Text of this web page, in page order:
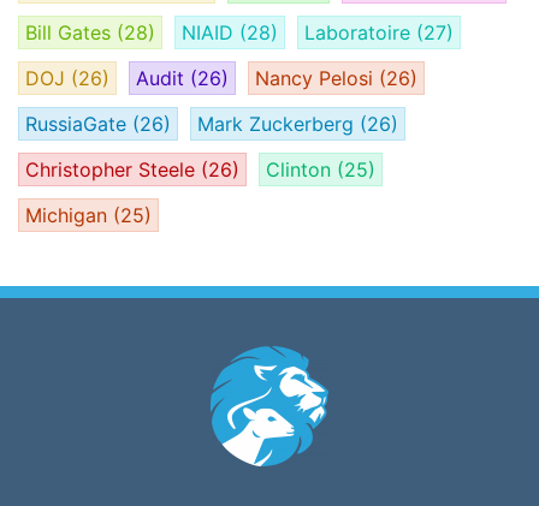
Bill Gates (28) NIAID (28) Laboratoire (27)
DOJ (26) Audit (26) Nancy Pelosi (26)
RussiaGate (26) Mark Zuckerberg (26)
Christopher Steele (26) Clinton (25)
Michigan (25)